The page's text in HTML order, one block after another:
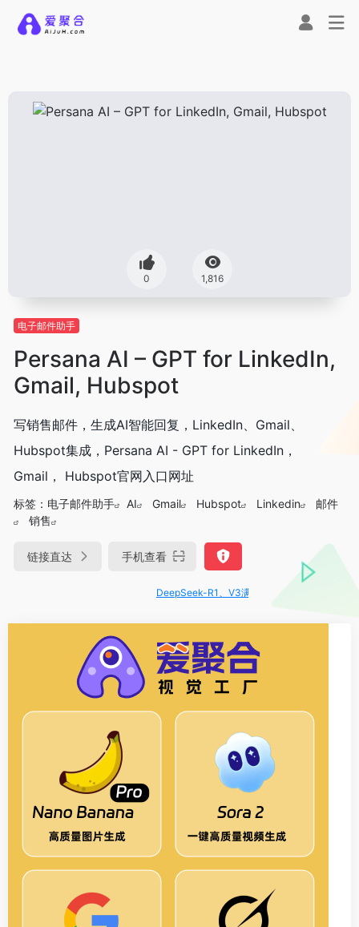
0 1,816
电子邮件助手
Persana AI – GPT for LinkedIn,
Gmail, Hubspot
写销售邮件，生成AI智能回复，LinkedIn、Gmail、
Hubspot集成，Persana AI - GPT for LinkedIn，
Gmail， Hubspot官网入口网址
标签： 电子邮件助手 AI Gmail Hubspot Linkedin
邮件
销售
链接直达 手机查看
DeepSeek-R1、V3满血版免费用！- 字节Trae即可编